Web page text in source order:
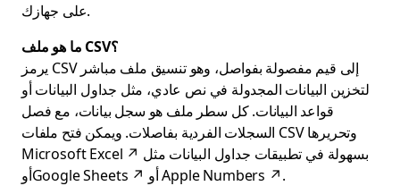
على جهازك.
ما هو ملف CSV؟
يرمز CSV إلى قيم مفصولة بفواصل، وهو تنسيق ملف مباشر
لتخزين البيانات المجدولة في نص عادي، مثل جداول البيانات أو
قواعد البيانات. كل سطر ملف هو سجل بيانات، مع فصل
السجلات الفردية بفاصلات. ويمكن فتح ملفات CSV وتحريرها
بسهولة في تطبيقات جداول البيانات مثل
Microsoft Excel ↗
أو
Google Sheets ↗ أوApple Numbers ↗.